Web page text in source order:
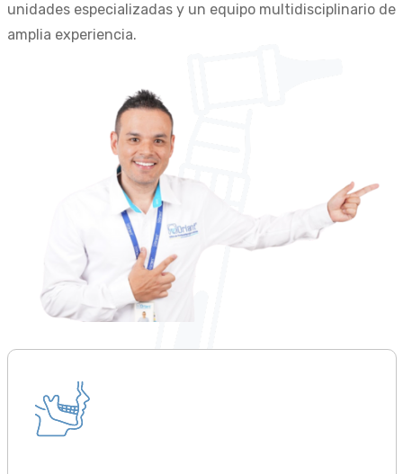
unidades especializadas y un equipo multidisciplinario de
amplia experiencia.